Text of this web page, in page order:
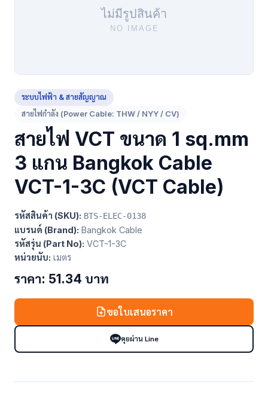
ระบบไฟฟ้า & สายสัญญาณ
สายไฟกำลัง (Power Cable: THW / NYY / CV)
สายไฟ VCT ขนาด 1 sq.mm
3 แกน Bangkok Cable
VCT-1-3C (VCT Cable)
รหัสสินค้า (SKU): BTS-ELEC-0138
แบรนด์ (Brand): Bangkok Cable
รหัสรุ่น (Part No): VCT-1-3C
หน่วยนับ: เมตร
ราคา: 51.34 บาท
ขอใบเสนอราคา
คุยผ่าน Line